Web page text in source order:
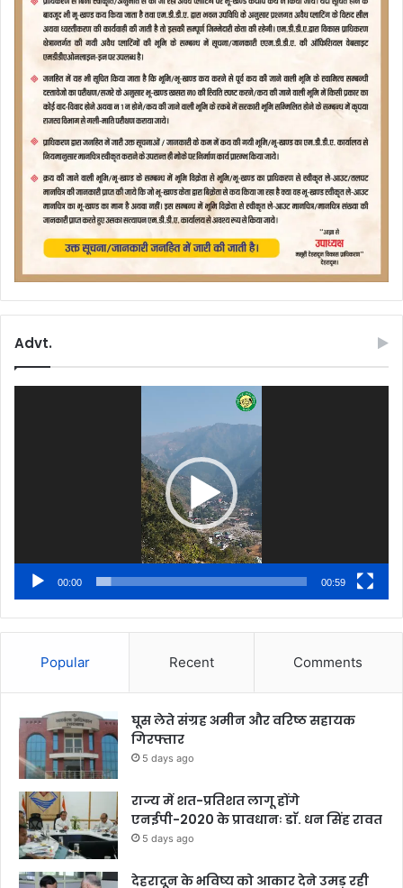
Advt.
00:00 00:59
Popular Recent Comments
घूस लेते संग्रह अमीन और वरिष्ठ सहायक
गिरफ्तार
5 days ago
राज्य में शत-प्रतिशत लागू होंगे
एनईपी-2020 के प्रावधानः डाॅ. धन सिंह रावत
5 days ago
देहरादून के भविष्य को आकार देने उमड़ रही